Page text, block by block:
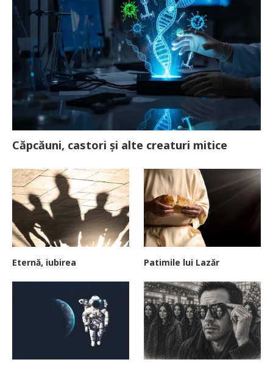
Căpcăuni, castori și alte creaturi mitice
Eternă, iubirea Patimile lui Lazăr